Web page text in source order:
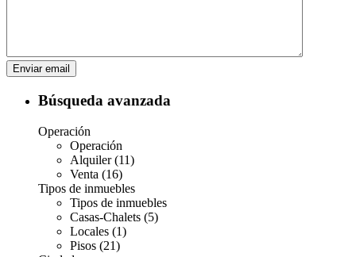
Búsqueda avanzada
Operación
Operación
Alquiler (11)
Venta (16)
Tipos de inmuebles
Tipos de inmuebles
Casas-Chalets (5)
Locales (1)
Pisos (21)